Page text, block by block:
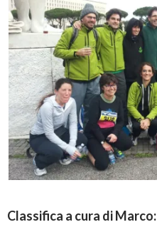
Classifica a cura di Marco: